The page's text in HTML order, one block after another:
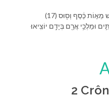
(17) וַֽ֠⁠יַּעֲלוּ וַ⁠יּוֹצִ֨יאוּ מִ⁠מִּצְרַ֤יִם מֶרְכָּבָה֙ בְּ⁠שֵׁ֣שׁ מֵא֣וֹת כֶּ֔סֶף וְ⁠ס֖וּס
וּ⁠מַלְכֵ֥י אֲרָ֖ם בְּ⁠יָדָ֥⁠ם יוֹצִֽיאוּ׃
2